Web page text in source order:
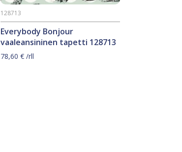
Everybody Bonjour
vaaleansininen tapetti 128713
128713
78,60€ /rll